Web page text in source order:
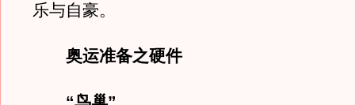
乐与自豪。
奥运准备之硬件